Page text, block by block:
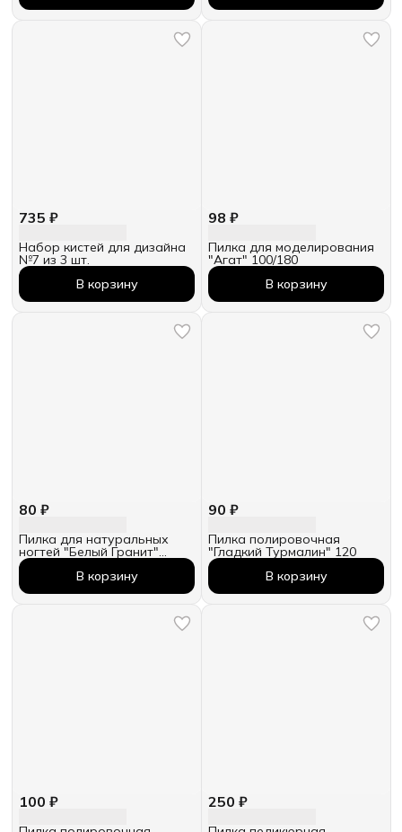
735 ₽
Набор кистей для дизайна
№7 из 3 шт.
В корзину
98 ₽
Пилка для моделирования
"Агат" 100/180
В корзину
80 ₽
Пилка для натуральных
ногтей "Белый Гранит"
180/240
В корзину
90 ₽
Пилка полировочная
"Гладкий Турмалин" 120
В корзину
100 ₽ 250 ₽